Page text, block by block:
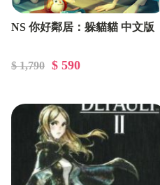
NS 你好鄰居：躲貓貓 中文版
$ 1,790 $ 590